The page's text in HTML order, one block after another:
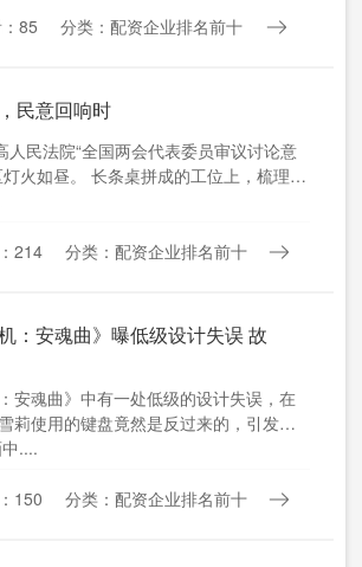
85 分类：配资企业排名前十
民意回响时
民法院“全国两会代表委员审议讨论意
火如昼。 长条桌拼成的工位上，梳理
214 分类：配资企业排名前十
：安魂曲》曝低级设计失误 故
安魂曲》中有一处低级的设计失误，在
莉使用的键盘竟然是反过来的，引发了
....
150 分类：配资企业排名前十